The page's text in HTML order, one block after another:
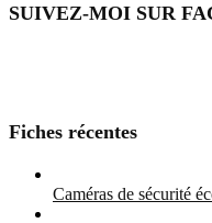
SUIVEZ-MOI SUR
Fiches récentes
Caméras de sécurité